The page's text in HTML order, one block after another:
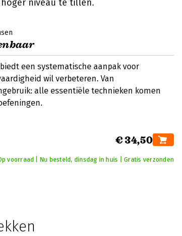
niveau te tillen.
een systematische aanpak voor
wil verbeteren. Van
alle essentiële technieken komen
€ 34,50
voorraad | Nu besteld, dinsdag in huis | Gratis verzonden